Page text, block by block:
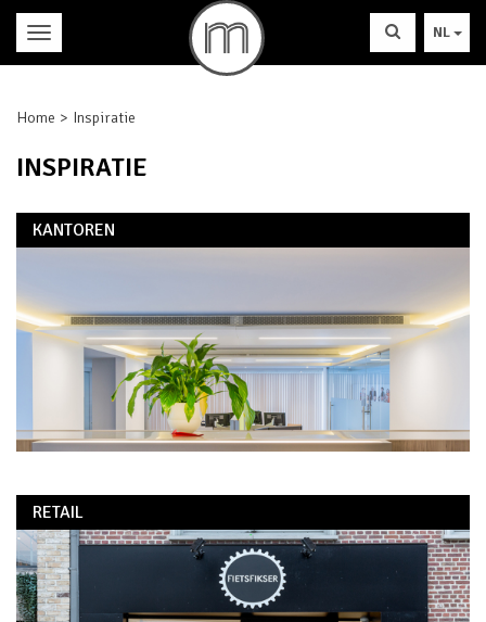
NL
Home Inspiratie
INSPIRATIE
KANTOREN
RETAIL